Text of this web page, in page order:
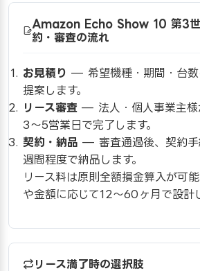
Amazon Echo Show 10 第3世
約・審査の流れ
お見積り — 希望機種・期間・台数
提案します。
リース審査 — 法人・個人事業主様
3〜5営業日で完了します。
契約・納品 — 審査通過後、契約手
週間程度で納品します。
リース料は原則全額損金算入が可
や金額に応じて12〜60ヶ月で設計
リース満了時の選択肢